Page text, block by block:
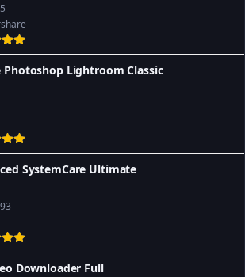
Photoshop Lightroom Classic
SystemCare Ultimate
Downloader Full